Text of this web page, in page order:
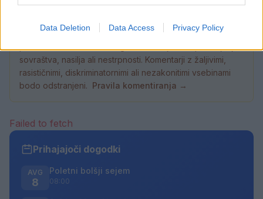
Data Deletion Data Access Privacy Policy
Opozorilo:Po 297. členu Kazenskega zakonika je
sovraštva, nasilja ali nestrpnosti. Komentarji z žaljivimi,
rasističnimi, diskriminatornimi ali nezakonitimi vsebinami
bodo odstranjeni. Pravila komentiranja →
Failed to fetch
Prihajajoči dogodki
AVG
8
Poletni bolšji sejem
08:00